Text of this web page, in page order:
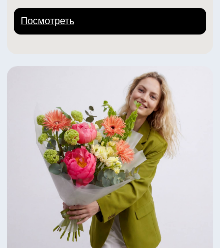
Center
Телеграм
VK
+7 (902) 888-90-70
ИНН: 332704404307
ИП Рабоволик Д.И.
пр-т Ленина, 30
+7 (904) 261-07-99